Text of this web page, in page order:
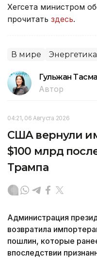
Хегсета министром
прочитать здесь.
В мире Энергетика
Гульжан
Автор
04:21, 06 Августа 2026
США вернули
$100 млрд
Трампа
Администрация
возвратила
пошлин, которые
впоследствии